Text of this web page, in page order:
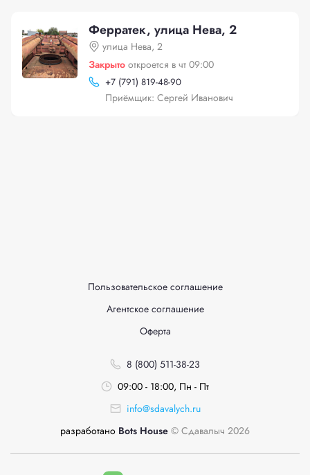
Ферратек, улица Нева, 2
улица Нева, 2
Закрыто откроется в чт 09:00
+7 (791) 819-48-90
Приёмщик: Сергей Иванович
Пользовательское соглашение
Агентское соглашение
Оферта
8 (800) 511-38-23
09:00 - 18:00, Пн - Пт
info@sdavalych.ru
разработано Bots House © Сдавалыч 2026